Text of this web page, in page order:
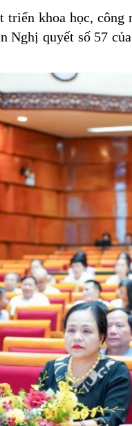
khoa học, công
Nghị quyết số 57